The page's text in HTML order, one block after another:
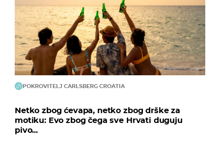
POKROVITELJ CARLSBERG CROATIA
Netko zbog ćevapa, netko zbog drške za
motiku: Evo zbog čega sve Hrvati duguju
pivo...